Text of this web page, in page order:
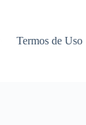
Termos de Uso